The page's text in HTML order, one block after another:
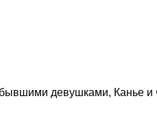
бывшими девушками, Канье